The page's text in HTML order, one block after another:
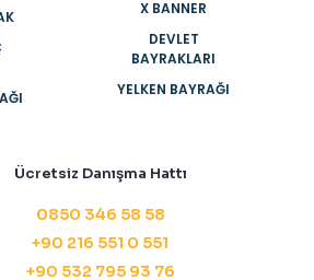
X BANNER
DEVLET
BAYRAKLARI
YELKEN BAYRAĞI
Ücretsiz Danışma Hattı
0850 346 58 58
+90 216 551 0 551
+90 532 795 93 76